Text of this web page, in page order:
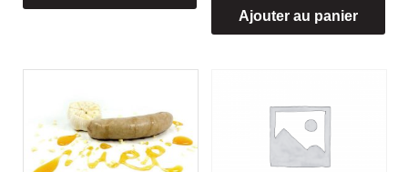
(31,99/KG)
Mexicaine
(25,49/KG)
Ajouter au panier